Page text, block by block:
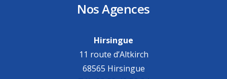
Nos Agences
Hirsingue
11 route d’Altkirch
68565 Hirsingue